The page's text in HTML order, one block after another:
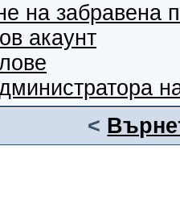
на забравена
акаунт
<